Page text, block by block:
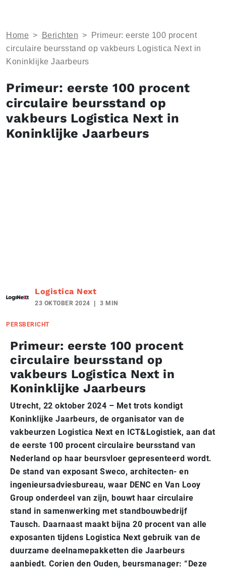
Home > Berichten >
Primeur: eerste 100 procent
circulaire beursstand op vakbeurs Logistica Next in
Koninklijke Jaarbeurs
Primeur: eerste 100 procent
circulaire beursstand op
vakbeurs Logistica Next in
Koninklijke Jaarbeurs
Logistica Next
23 OKTOBER 2024 3 MIN
PERSBERICHT
Primeur: eerste 100 procent
circulaire beursstand op
vakbeurs Logistica Next in
Koninklijke Jaarbeurs
Utrecht, 22 oktober 2024 – Met trots kondigt
Koninklijke Jaarbeurs, de organisator van de
vakbeurzen Logistica Next en ICT&Logistiek, aan dat
de eerste 100 procent circulaire beursstand van
Nederland op haar beursvloer gepresenteerd wordt.
De stand van exposant Sweco, architecten- en
ingenieursadviesbureau, waar DENC en Van Looy
Group onderdeel van zijn, bouwt haar circulaire
stand in samenwerking met standbouwbedrijf
Tausch. Daarnaast maakt bijna 20 procent van alle
exposanten tijdens Logistica Next gebruik van de
duurzame deelnamepakketten die Jaarbeurs
aanbiedt. Corien den Ouden, beursmanager: “Deze